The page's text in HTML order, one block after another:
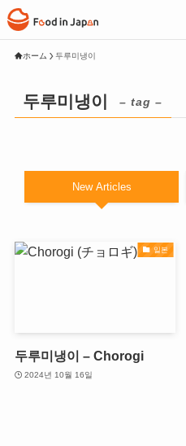
ホーム 두루미냉이
두루미냉이 – tag –
New Articles
일본
두루미냉이 – Chorogi
2024년 10월 16일